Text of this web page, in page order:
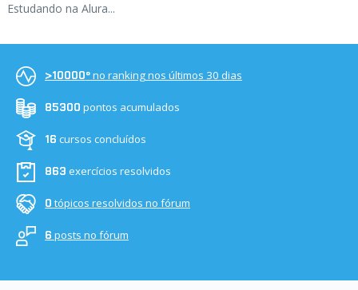
Estudando na Alura...
>10000ºno ranking nos últimos 30 dias
85300 pontos acumulados
16 cursos concluídos
863 exercícios resolvidos
0 tópicos resolvidos no fórum
6 posts no fórum